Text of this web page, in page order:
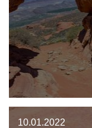
10.01.2022